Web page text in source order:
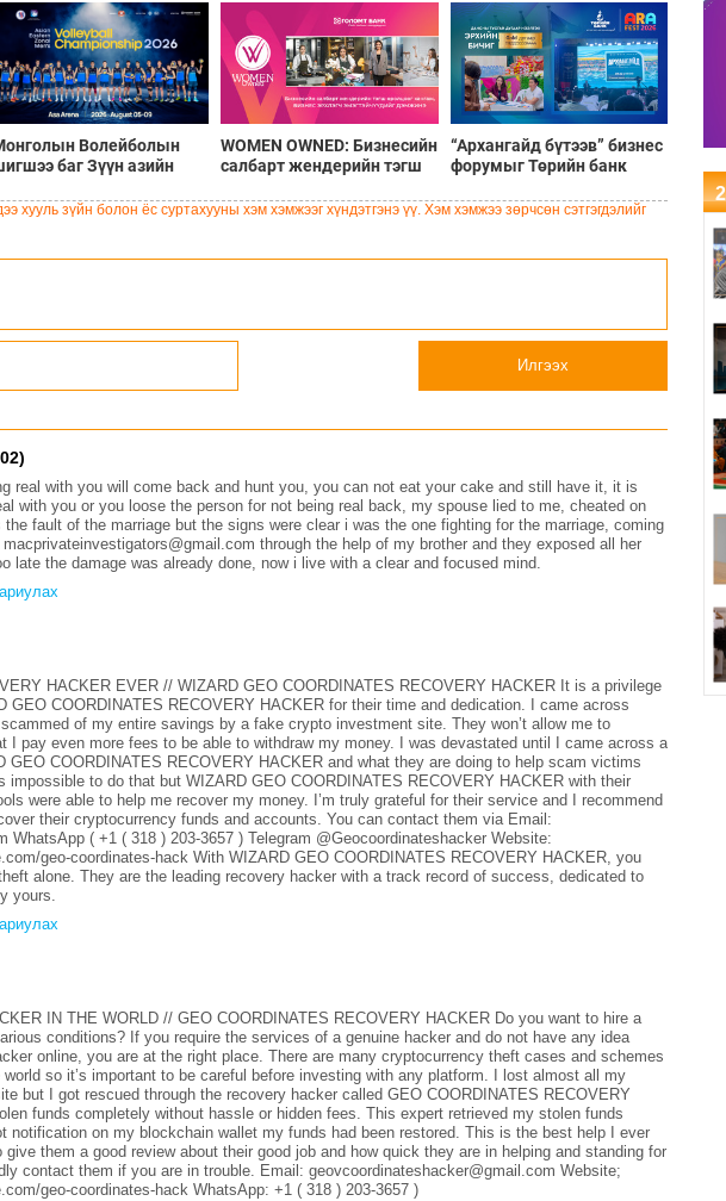
Волейболын
баг Зүүн азийн
нд эх орондоо өрсөлдөнө
WOMEN OWNED: Бизнесийн
салбарт жендерийн тэгш
эрхлэгч эмэгтэйчүүдийг
“Архангайд бүтээв” бизнес
форумыг Төрийн банк
хууль зүйн болон ёс суртахууны хэм хэмжээг хүндэтгэнэ үү. Хэм хэмжээ зөрчсөн сэтгэгдэлийг
Илгээх
real with you will come back and hunt you, you can not eat your cake and still have it, it is
with you or you loose the person for not being real back, my spouse lied to me, cheated on
fault of the marriage but the signs were clear i was the one fighting for the marriage, coming
through the help of my brother and they exposed all her
late the damage was already done, now i live with a clear and focused mind.
HACKER EVER // WIZARD GEO COORDINATES RECOVERY HACKER It is a privilege
GEO COORDINATES RECOVERY HACKER for their time and dedication. I came across
of my entire savings by a fake crypto investment site. They won’t allow me to
I pay even more fees to be able to withdraw my money. I was devastated until I came across a
GEO COORDINATES RECOVERY HACKER and what they are doing to help scam victims
impossible to do that but WIZARD GEO COORDINATES RECOVERY HACKER with their
were able to help me recover my money. I’m truly grateful for their service and I recommend
their cryptocurrency funds and accounts. You can contact them via Email:
WhatsApp ( +1 ( 318 ) 203-3657 ) Telegram @Geocoordinateshacker Website:
geo-coordinates-hack With WIZARD GEO COORDINATES RECOVERY HACKER, you
alone. They are the leading recovery hacker with a track record of success, dedicated to
yours.
IN THE WORLD // GEO COORDINATES RECOVERY HACKER Do you want to hire a
conditions? If you require the services of a genuine hacker and do not have any idea
online, you are at the right place. There are many cryptocurrency theft cases and schemes
so it’s important to be careful before investing with any platform. I lost almost all my
but I got rescued through the recovery hacker called GEO COORDINATES RECOVERY
funds completely without hassle or hidden fees. This expert retrieved my stolen funds
notification on my blockchain wallet my funds had been restored. This is the best help I ever
them a good review about their good job and how quick they are in helping and standing for
contact them if you are in trouble. Email: geovcoordinateshacker@gmail.com Website;
geo-coordinates-hack WhatsApp: +1 ( 318 ) 203-3657 )